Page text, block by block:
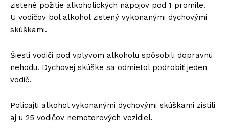
zistené požitie alkoholických nápojov pod 1 promile.
U vodičov bol alkohol zistený vykonanými dychovými
skúškami.
Šiesti vodiči pod vplyvom alkoholu spôsobili dopravnú
nehodu. Dychovej skúške sa odmietol podrobiť jeden
vodič.
Policajti alkohol vykonanými dychovými skúškami zistili
aj u 25 vodičov nemotorových vozidiel.